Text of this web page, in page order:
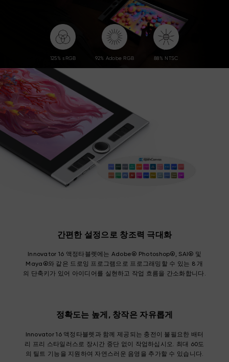
125% sRGB 92% Adobe RGB 88% NTSC
간편한 설정으로 창조력 극대화
Innovator 16 액정타블렛에는 Adobe® Photoshop®, SAI® 및
Maya®와 같은 드로잉 프로그램으로 프로그래밍할 수 있는 8 개
의 단축키가 있어 아이디어를 실현하고 작업 흐름을 간소화합니다.
정확도는 높게, 창작은 자유롭게
Innovator 16 액정타블렛과 함께 제공되는 충전이 불필요한 배터
리 프리 스타일러스로 장시간 중단 없이 작업하십시오. 최대 60도
의 틸트 기능을 지원하여 자연스러운 음영을 추가할 수 있습니다.